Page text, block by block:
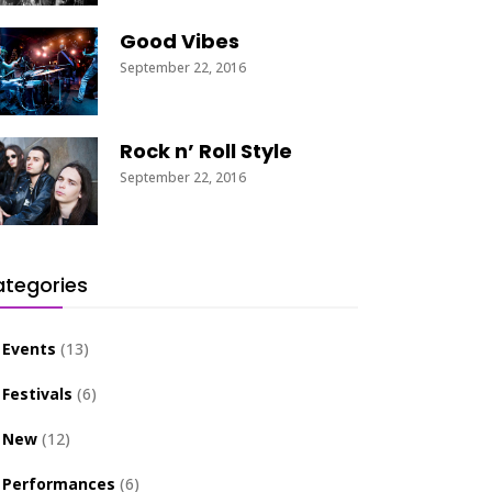
Good Vibes
September 22, 2016
Rock n’ Roll Style
September 22, 2016
Events (13)
Festivals (6)
New (12)
Performances (6)